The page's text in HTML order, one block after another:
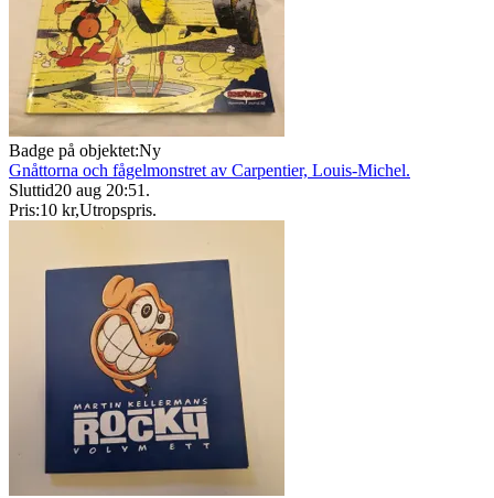
Badge på objektet:Ny
Gnåttorna och fågelmonstret av Carpentier, Louis-Michel.
Sluttid20 aug 20:51 .
Pris:10 kr,Utropspris.